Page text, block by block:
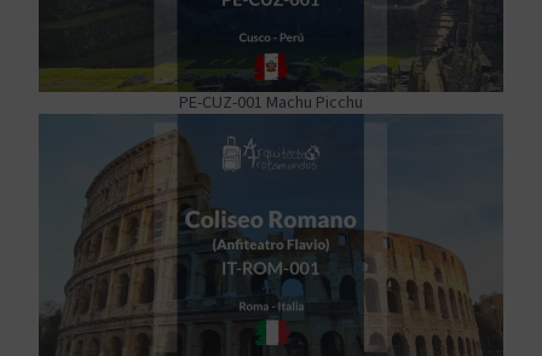
PE-CUZ-001 Machu Picchu